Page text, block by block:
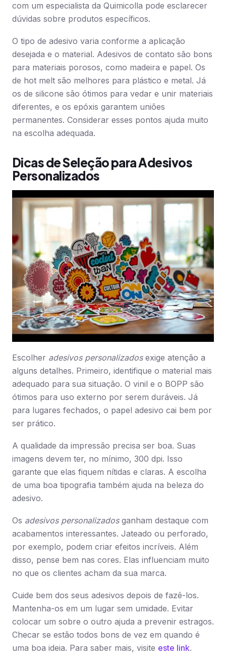
com um especialista da Quimicolla pode esclarecer
dúvidas sobre produtos específicos.
O tipo de adesivo varia conforme a aplicação
desejada e o material. Adesivos de contato são bons
para materiais porosos, como madeira e papel. Os
de hot melt são melhores para plástico e metal. Já
os de silicone são ótimos para vedar e unir materiais
diferentes, e os epóxis garantem uniões
permanentes. Considerar esses pontos ajuda muito
na escolha adequada.
Dicas de Seleção para Adesivos
Personalizados
Escolher adesivos personalizadosexige atenção a
alguns detalhes. Primeiro, identifique o material mais
adequado para sua situação. O vinil e o BOPP são
ótimos para uso externo por serem duráveis. Já
para lugares fechados, o papel adesivo cai bem por
ser prático.
A qualidade da impressão precisa ser boa. Suas
imagens devem ter, no mínimo, 300 dpi. Isso
garante que elas fiquem nítidas e claras. A escolha
de uma boa tipografia também ajuda na beleza do
adesivo.
Os adesivos personalizadosganham destaque com
acabamentos interessantes. Jateado ou perforado,
por exemplo, podem criar efeitos incríveis. Além
disso, pense bem nas cores. Elas influenciam muito
no que os clientes acham da sua marca.
Cuide bem dos seus adesivos depois de fazê-los.
Mantenha-os em um lugar sem umidade. Evitar
colocar um sobre o outro ajuda a prevenir estragos.
Checar se estão todos bons de vez em quando é
uma boa ideia. Para saber mais, visite este link.